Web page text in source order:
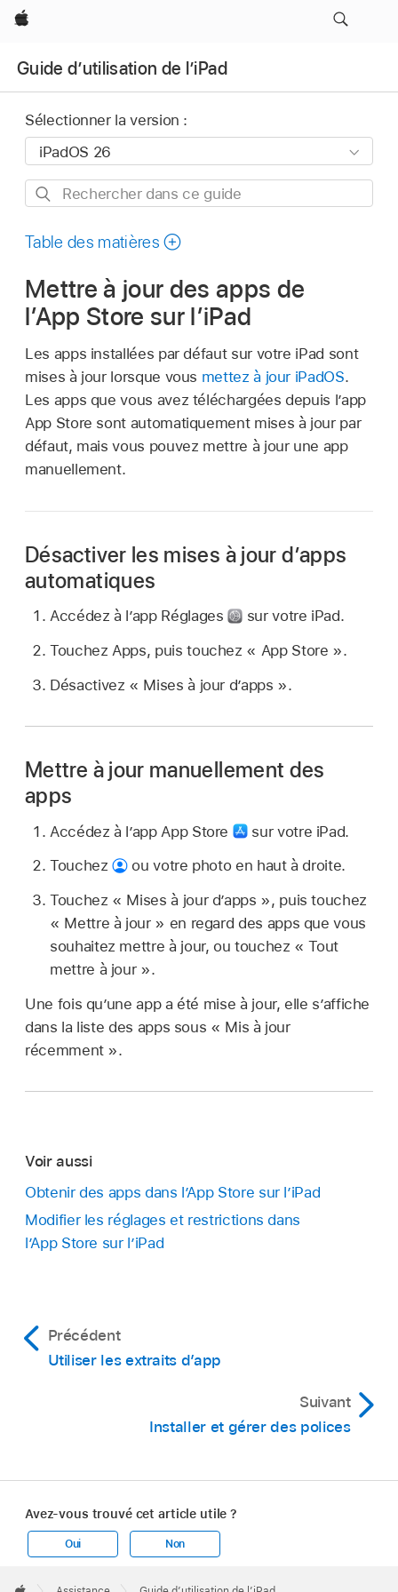
Apple
Guide d’utilisation de l’iPad
Sélectionner la version :
Rechercher
ce
Table des matières
Mettre à jour des apps de
l’App Store sur l’iPad
Les apps installées par défaut sur votre iPad sont
mises à jour lorsque vous mettez à jour iPadOS.
Les apps que vous avez téléchargées depuis l’app
App Store sont automatiquement mises à jour par
défaut, mais vous pouvez mettre à jour une app
manuellement.
Désactiver les mises à jour d’apps
automatiques
Accédez à l’app Réglages
sur votre iPad.
Touchez Apps, puis touchez « App Store ».
Désactivez « Mises à jour d’apps ».
Mettre à jour manuellement des
apps
Accédez à l’app App Store
sur votre iPad.
Touchez
ou votre photo en haut à droite.
Touchez « Mises à jour d’apps », puis touchez
« Mettre à jour » en regard des apps que vous
souhaitez mettre à jour, ou touchez « Tout
mettre à jour ».
Une fois qu’une app a été mise à jour, elle s’affiche
dans la liste des apps sous « Mis à jour
récemment ».
Voir aussi
Obtenir des apps dans l’App Store sur l’iPad
Modifier les réglages et restrictions dans
l’App Store sur l’iPad
Précédent
Utiliser les extraits d’app
Suivant
Installer et gérer des polices
Avez-vous trouvé cet article utile ?
Oui Non
Footer
